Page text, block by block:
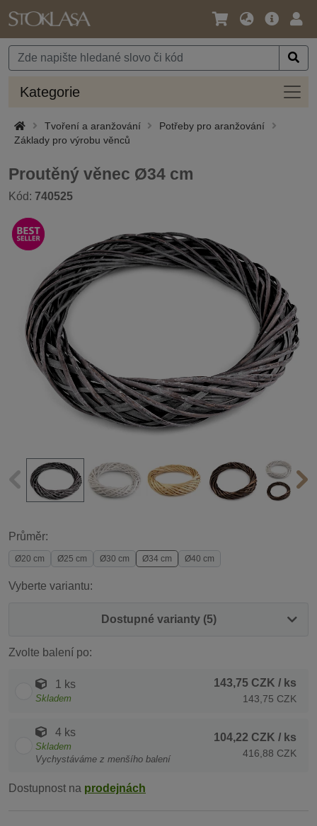
Jazyk
Měna
Hlavní
Kategorie
Tvoření a aranžování
Potřeby pro aranžování
Základy pro výrobu věnců
Proutěný věnec Ø34 cm
Kód: 740525
Průměr:
Ø20 cm Ø25 cm Ø30 cm Ø34 cm Ø40 cm
Vyberte variantu:
Dostupné varianty (5)
Zvolte balení po:
1 ks
Skladem
143,75 CZK / ks
143,75 CZK
4 ks
Skladem
Vychystáváme z menšího balení
104,22 CZK / ks
416,88 CZK
Dostupnost na prodejnách